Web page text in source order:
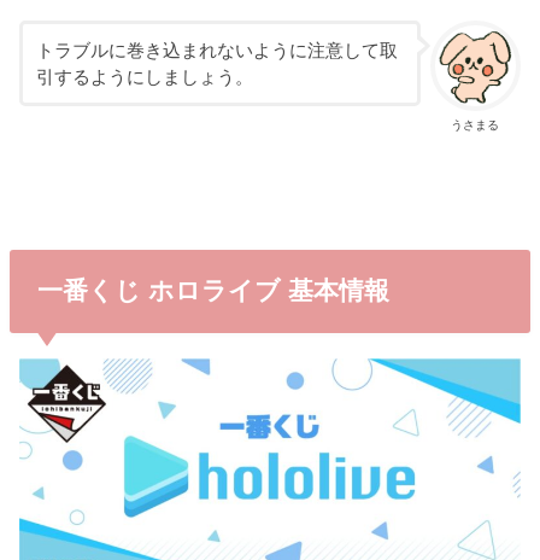
うさまる
トラブルに巻き込まれないように注意して取
引するようにしましょう。
一番くじ ホロライブ 基本情報